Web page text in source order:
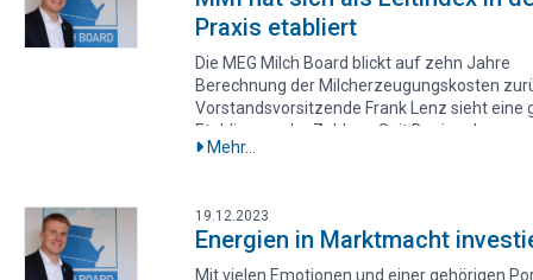
Praxis etabliert
Die MEG Milch Board blickt auf zehn Jahre
Berechnung der Milcherzeugungskosten
Vorstandsvorsitzende Frank Lenz sieht eine
Etablierung der Zahlen: „Seit Beginn der
Berechnungen bilden unsere Ergebnisse
Berechnungen sehr aktuell durch ein eigens
entwickeltes Hochrechnungsverfahren.
wurden repräsentative Zahlen geliefert und
Mehr...
19.12.2023
Energien in Marktmacht
Mit vielen Emotionen und einer gehörigen